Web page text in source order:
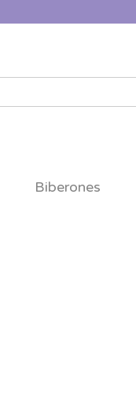
Biberones